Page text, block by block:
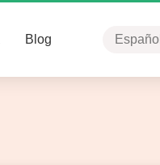
Blog Español